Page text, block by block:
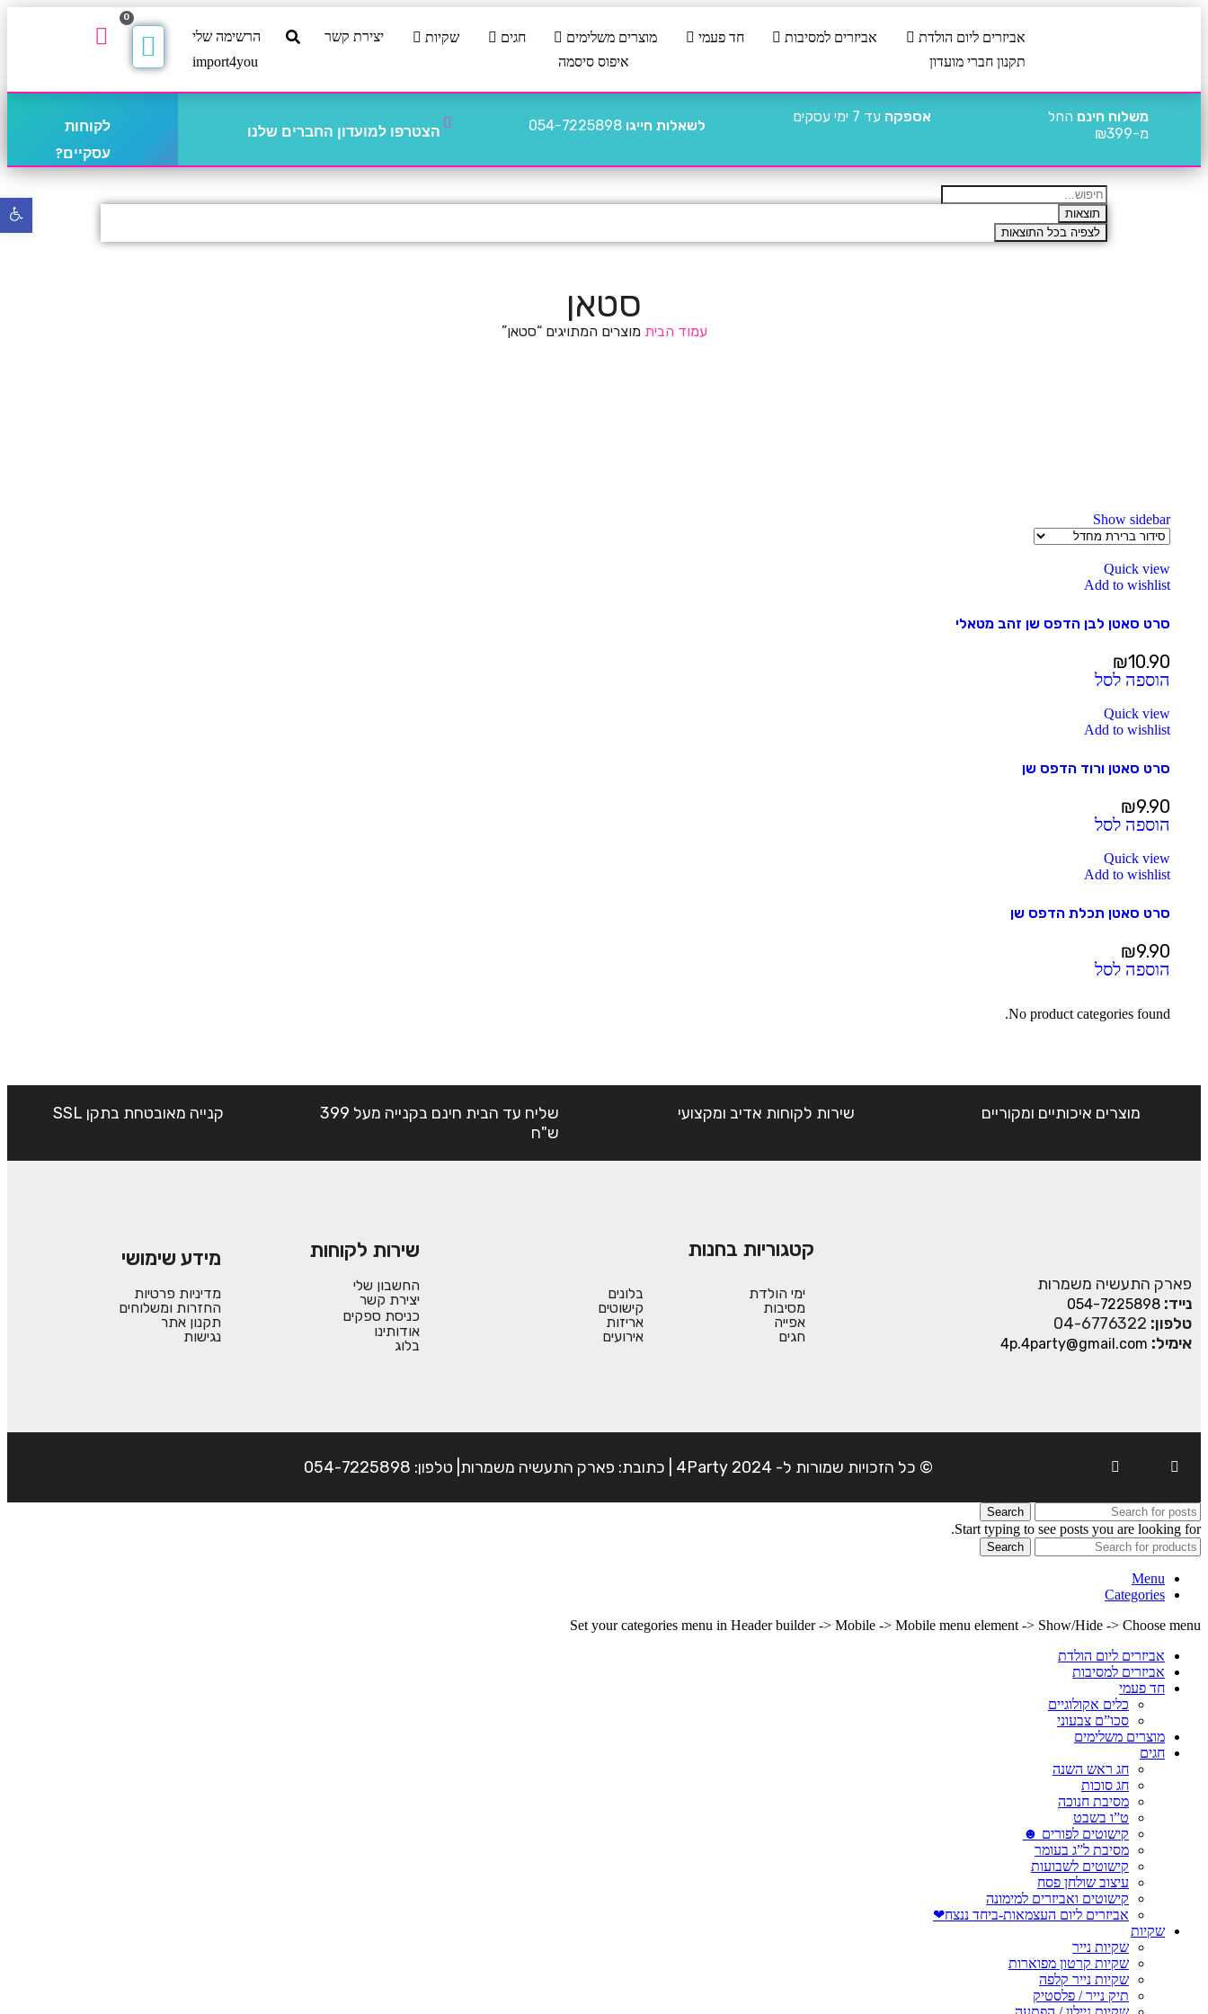
אביזרים ליום הולדת אביזרים למסיבות חד פעמי מוצרים משלימים חגים שקיות יצירת קשר
הרשימה שלי
תקנון חברי מועדון
איפוס סיסמה import4you
0
משלוח חינם החל
מ-₪399
אספקה עד 7 ימי עסקים
לשאלות חייגו 054-7225898 הצטרפו למועדון החברים שלנו
לקוחות
עסקיים?
תוצאות
לצפיה בכל התוצאות
סטאן
עמוד הביתמוצרים המתויגים “סטאן”
Show sidebar
Quick view
Add to wishlist
סרט סאטן לבן הדפס שן זהב מטאלי
₪10.90
הוספה לסל
Quick view
Add to wishlist
סרט סאטן ורוד הדפס שן
₪9.90
הוספה לסל
Quick view
Add to wishlist
סרט סאטן תכלת הדפס שן
₪9.90
הוספה לסל
No product categories found.
מוצרים איכותיים ומקוריים שירות לקוחות אדיב ומקצועי
שליח עד הבית חינם בקנייה מעל 399
ש"ח
קנייה מאובטחת בתקן SSL
פארק התעשיה משמרות
נייד: 054-7225898
טלפון: 04-6776322
אימיל: 4p.4party@gmail.com
קטגוריות בחנות
ימי הולדת
מסיבות
אפייה
חגים
בלונים
קישוטים
אריזות
אירועים
שירות לקוחות
החשבון שלי
יצירת קשר
כניסת ספקים
אודותינו
בלוג
מידע שימושי
מדיניות פרטיות
החזרות ומשלוחים
תקנון אתר
נגישות
© כל הזכויות שמורות ל- 4Party 2024 | כתובת: פארק התעשיה משמרות| טלפון: 054-7225898
Search
Start typing to see posts you are looking for.
Search
Menu
Categories
Set your categories menu in Header builder -> Mobile -> Mobile menu element -> Show/Hide -> Choose menu
אביזרים ליום הולדת
אביזרים למסיבות
חד פעמי
כלים אקולוגיים
סכו”ם צבעוני
מוצרים משלימים
חגים
חג ראש השנה
חג סוכות
מסיבת חנוכה
ט”ו בשבט
קישוטים לפורים ☻
מסיבת ל”ג בעומר
קישוטים לשבועות
עיצוב שולחן פסח
קישוטים ואביזרים למימונה
אביזרים ליום העצמאות-ביחד ננצח❤
שקיות
שקיות נייר
שקיות קרטון מפוארות
שקיות נייר קלפה
תיק נייר / פלסטיק
פתח